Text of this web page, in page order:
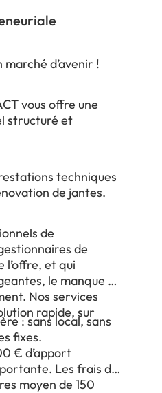
d’avenir !
vous offre une
structuré et
techniques
de jantes.
de
de
l’offre, et qui
le manque de
Nos services
rapide, sur
: sans local, sans
fixes.
€ d’apport
Les frais de
moyen de 150